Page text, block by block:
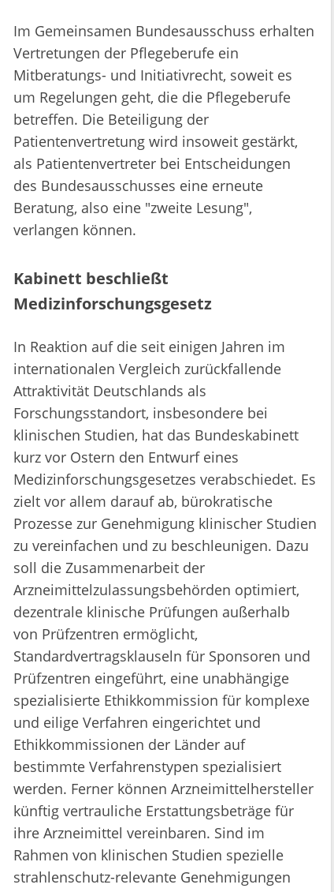
Im Gemeinsamen Bundesausschuss erhalten
Vertretungen der Pflegeberufe ein
Mitberatungs- und Initiativrecht, soweit es
um Regelungen geht, die die Pflegeberufe
betreffen. Die Beteiligung der
Patientenvertretung wird insoweit gestärkt,
als Patientenvertreter bei Entscheidungen
des Bundesausschusses eine erneute
Beratung, also eine "zweite Lesung",
verlangen können.
Kabinett beschließt
Medizinforschungsgesetz
In Reaktion auf die seit einigen Jahren im
internationalen Vergleich zurückfallende
Attraktivität Deutschlands als
Forschungsstandort, insbesondere bei
klinischen Studien, hat das Bundeskabinett
kurz vor Ostern den Entwurf eines
Medizinforschungsgesetzes verabschiedet. Es
zielt vor allem darauf ab, bürokratische
Prozesse zur Genehmigung klinischer Studien
zu vereinfachen und zu beschleunigen. Dazu
soll die Zusammenarbeit der
Arzneimittelzulassungsbehörden optimiert,
dezentrale klinische Prüfungen außerhalb
von Prüfzentren ermöglicht,
Standardvertragsklauseln für Sponsoren und
Prüfzentren eingeführt, eine unabhängige
spezialisierte Ethikkommission für komplexe
und eilige Verfahren eingerichtet und
Ethikkommissionen der Länder auf
bestimmte Verfahrenstypen spezialisiert
werden. Ferner können Arzneimittelhersteller
künftig vertrauliche Erstattungsbeträge für
ihre Arzneimittel vereinbaren. Sind im
Rahmen von klinischen Studien spezielle
strahlenschutz-relevante Genehmigungen